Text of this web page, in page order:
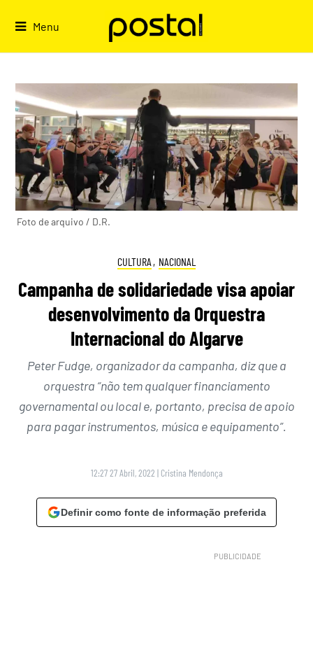
Menu
Foto de arquivo / D.R.
CULTURA , NACIONAL
Campanha de solidariedade visa apoiar
desenvolvimento da Orquestra
Internacional do Algarve
Peter Fudge, organizador da campanha, diz que a
orquestra “não tem qualquer financiamento
governamental ou local e, portanto, precisa de apoio
para pagar instrumentos, música e equipamento”.
12:27 27 Abril, 2022 | Cristina Mendonça
Definir como fonte de informação preferida